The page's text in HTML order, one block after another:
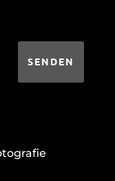
SENDEN